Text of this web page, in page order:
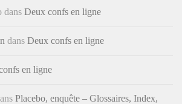
dans Deux confs en ligne
dans Deux confs en ligne
en ligne
Placebo, enquête – Glossaires, Index,